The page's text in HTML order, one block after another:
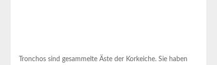
Tronchos sind gesammelte Äste der Korkeiche. Sie haben